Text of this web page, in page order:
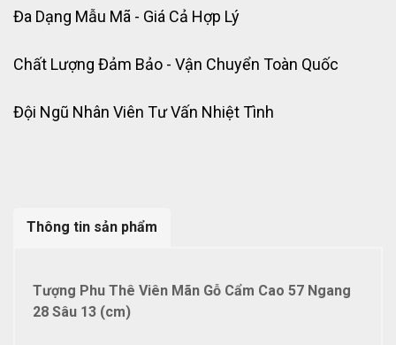
Đa Dạng Mẫu Mã - Giá Cả Hợp Lý
Chất Lượng Đảm Bảo - Vận Chuyển Toàn Quốc
Đội Ngũ Nhân Viên Tư Vấn Nhiệt Tình
Thông tin sản phẩm
Tượng Phu Thê Viên Mãn Gỗ Cẩm Cao 57 Ngang
28 Sâu 13 (cm)